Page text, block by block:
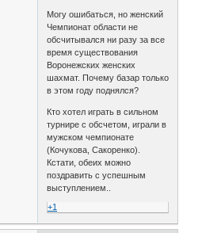
Могу ошибаться, но женский
Чемпионат области не
обсчитывался ни разу за все
время существования
Воронежских женских
шахмат. Почему базар только
в этом году поднялся?
Кто хотел играть в сильном
турнире с обсчетом, играли в
мужском чемпионате
(Кочукова, Сакоренко).
Кстати, обеих можно
поздравить с успешным
выступлением..
+1